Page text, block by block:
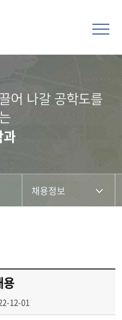
어 나갈 공학도를
과
채용정보
학과를 빛낸 선배들
용
12-01